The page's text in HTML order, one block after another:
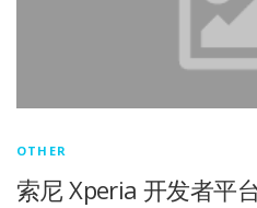
OTHER
索尼 Xperia 开发者平